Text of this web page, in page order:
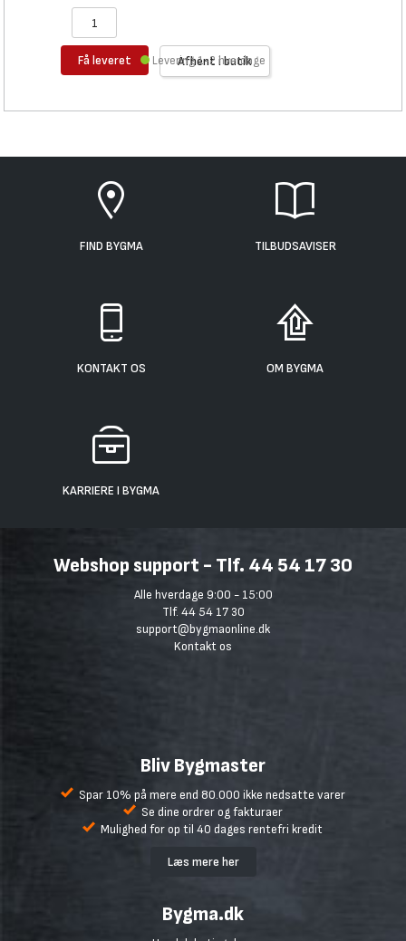
Få leveret Afhent i butik
Levering 1-2 hverdage
FIND BYGMA TILBUDSAVISER
KONTAKT OS OM BYGMA
KARRIERE I BYGMA
Webshop support - Tlf. 44 54 17 30
Alle hverdage 9:00 - 15:00
Tlf. 44 54 17 30
support@bygmaonline.dk
Kontakt os
Bliv Bygmaster
Spar 10% på mere end 80.000 ikke nedsatte varer
Se dine ordrer og fakturaer
Mulighed for op til 40 dages rentefri kredit
Læs mere her
Bygma.dk